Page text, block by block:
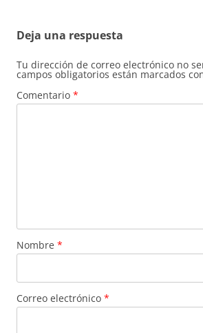
Deja una respuesta
Tu dirección de correo electrónico no
campos obligatorios están marcados
Comentario *
Nombre *
Correo electrónico *